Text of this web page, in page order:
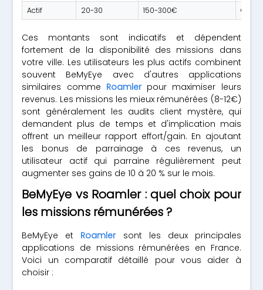
Actif 20-30 150-300€
Ces montants sont indicatifs et dépendent
fortement de la disponibilité des missions dans
votre ville. Les utilisateurs les plus actifs combinent
souvent BeMyEye avec d'autres applications
similaires comme Roamlerpour maximiser leurs
revenus. Les missions les mieux rémunérées (8-12€)
sont généralement les audits client mystère, qui
demandent plus de temps et d'implication mais
offrent un meilleur rapport effort/gain. En ajoutant
les bonus de parrainage à ces revenus, un
utilisateur actif qui parraine régulièrement peut
augmenter ses gains de 10 à 20 % sur le mois.
BeMyEye vs Roamler : quel choix pour
les missions rémunérées ?
BeMyEye et Roamlersont les deux principales
applications de missions rémunérées en France.
Voici un comparatif détaillé pour vous aider à
choisir :